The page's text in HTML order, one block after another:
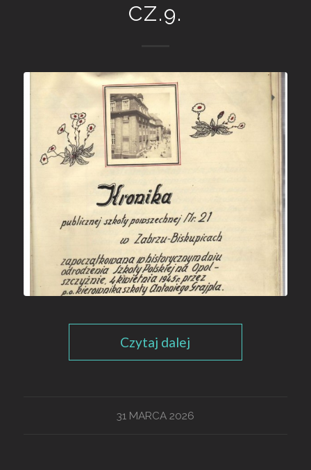
CZ.9.
Czytaj dalej
31 MARCA 2026